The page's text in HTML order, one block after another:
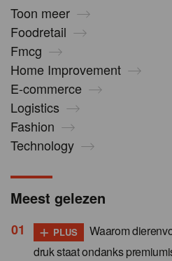
Toon meer
Foodretail
Fmcg
Home Improvement
E-commerce
Logistics
Fashion
Technology
Meest gelezen
+ PLUS
Waarom
druk staat ondanks